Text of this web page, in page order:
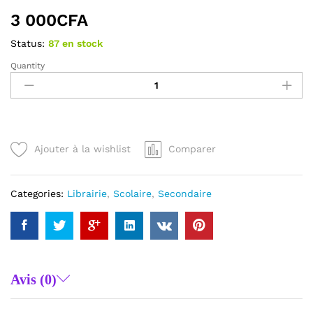
3 000CFA
Status: 87 en stock
MATHEMATIQUES
-
DE
LA
REUSSITE
quantity
Quantity
Ajouter à la wishlist Comparer
Categories: Librairie, Scolaire, Secondaire
Avis (0)